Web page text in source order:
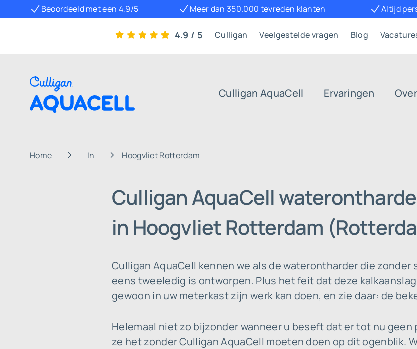
Beoordeeld met een 4,9/5 Meer dan 350.000 tevreden klanten Altijd
4.9 / 5 Culligan Veelgestelde vragen Blog
Culligan AquaCell Ervaringen
Home In Hoogvliet Rotterdam
Culligan AquaCell
in Hoogvliet Rotterdam
Culligan AquaCell kennen we als de waterontharder die zonder
eens tweeledig is ontworpen. Plus het feit dat deze
gewoon in uw meterkast zijn werk kan doen, en zie daar: de
Helemaal niet zo bijzonder wanneer u beseft dat er tot nu geen
ze het zonder Culligan AquaCell moeten doen op dit ogenblik.